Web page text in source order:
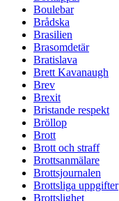
Boulebar
Brådska
Brasilien
Brasomdetär
Bratislava
Brett Kavanaugh
Brev
Brexit
Bristande respekt
Bröllop
Brott
Brott och straff
Brottsanmälare
Brottsjournalen
Brottsliga uppgifter
Brottslighet